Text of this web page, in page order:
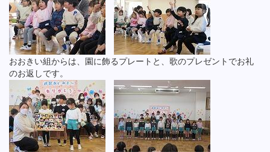
おおきい組からは、園に飾るプレートと、歌のプレゼントでお礼
のお返しです。